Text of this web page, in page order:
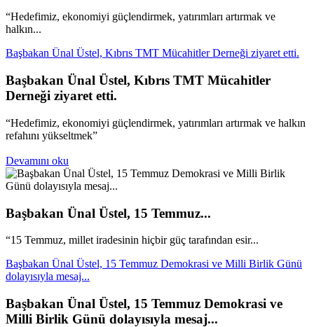
“Hedefimiz, ekonomiyi güçlendirmek, yatırımları artırmak ve
halkın...
Başbakan Ünal Üstel, Kıbrıs TMT Mücahitler Derneği ziyaret etti.
Başbakan Ünal Üstel, Kıbrıs TMT Mücahitler
Derneği ziyaret etti.
“Hedefimiz, ekonomiyi güçlendirmek, yatırımları artırmak ve halkın
refahını yükseltmek”
Devamını oku
Başbakan Ünal Üstel, 15 Temmuz...
“15 Temmuz, millet iradesinin hiçbir güç tarafından esir...
Başbakan Ünal Üstel, 15 Temmuz Demokrasi ve Milli Birlik Günü
dolayısıyla mesaj...
Başbakan Ünal Üstel, 15 Temmuz Demokrasi ve
Milli Birlik Günü dolayısıyla mesaj...